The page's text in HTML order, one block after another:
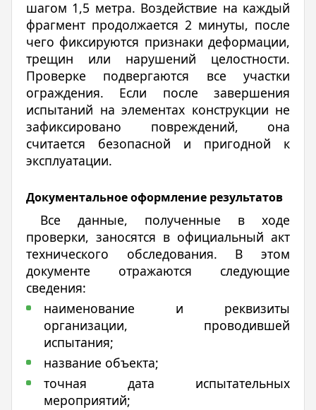
шагом 1,5 метра. Воздействие на каждый
фрагмент продолжается 2 минуты, после
чего фиксируются признаки деформации,
трещин или нарушений целостности.
Проверке подвергаются все участки
ограждения. Если после завершения
испытаний на элементах конструкции не
зафиксировано повреждений, она
считается безопасной и пригодной к
эксплуатации.
Документальное оформление результатов
Все данные, полученные в ходе
проверки, заносятся в официальный акт
технического обследования. В этом
документе отражаются следующие
сведения:
наименование и реквизиты
организации, проводившей
испытания;
название объекта;
точная дата испытательных
мероприятий;